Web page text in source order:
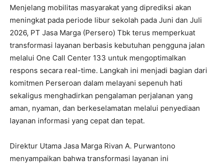
Menjelang mobilitas masyarakat yang diprediksi akan
meningkat pada periode libur sekolah pada Juni dan Juli
2026, PT Jasa Marga (Persero) Tbk terus memperkuat
transformasi layanan berbasis kebutuhan pengguna jalan
melalui One Call Center 133 untuk mengoptimalkan
respons secara real-time. Langkah ini menjadi bagian dari
komitmen Perseroan dalam melayani sepenuh hati
sekaligus menghadirkan pengalaman perjalanan yang
aman, nyaman, dan berkeselamatan melalui penyediaan
layanan informasi yang cepat dan tepat.
Direktur Utama Jasa Marga Rivan A. Purwantono
menyampaikan bahwa transformasi layanan ini